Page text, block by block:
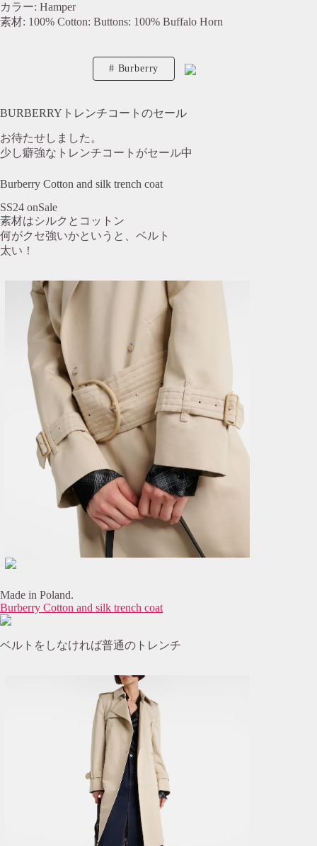
カラー: Hamper
素材: 100% Cotton: Buttons: 100% Buffalo Horn
Burberry
BURBERRYトレンチコートのセール
お待たせしました。
少し癖強なトレンチコートがセール中
Burberry Cotton and silk trench coat
SS24 onSale
素材はシルクとコットン
何がクセ強いかというと、ベルト
太い！
Made in Poland.
Burberry Cotton and silk trench coat
ベルトをしなければ普通のトレンチ